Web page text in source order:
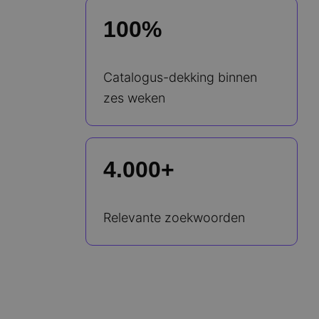
100%
Catalogus-dekking binnen
zes weken
4.000+
Relevante zoekwoorden